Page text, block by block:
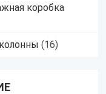
коробка
(16)